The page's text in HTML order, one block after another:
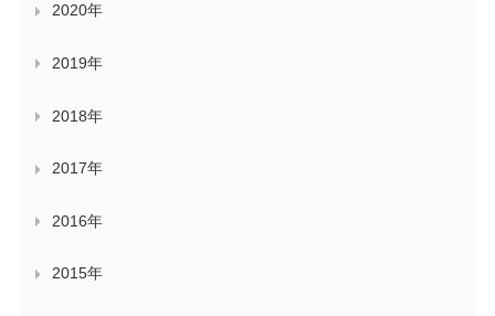
2020年
2019年
2018年
2017年
2016年
2015年